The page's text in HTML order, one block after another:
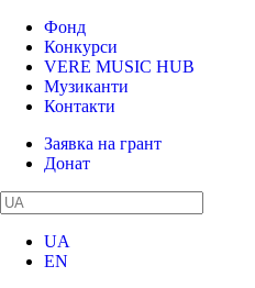
Фонд
Конкурси
VERE MUSIC HUB
Музиканти
Контакти
Заявка на грант
Донат
UA
EN